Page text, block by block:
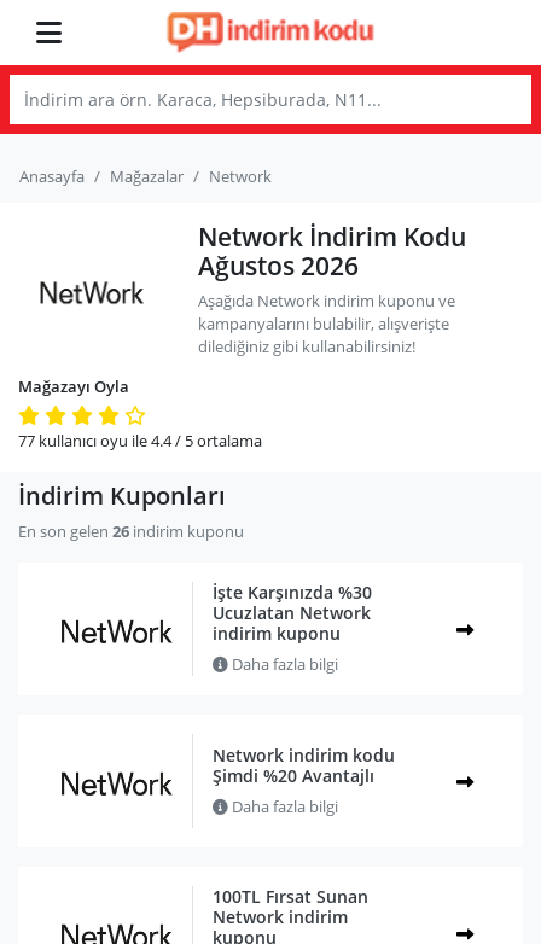
Anasayfa Mağazalar Network
Mağazayı Oyla
77 kullanıcı oyu ile4.4/ 5ortalama
Network İndirim Kodu
Ağustos 2026
Aşağıda Network indirim kuponu ve
kampanyalarını bulabilir, alışverişte
dilediğiniz gibi kullanabilirsiniz!
İndirim Kuponları
En son gelen 26 indirim kuponu
İşte Karşınızda %30
Ucuzlatan Network
indirim kuponu
Daha fazla bilgi
Network indirim kodu
Şimdi %20 Avantajlı
Daha fazla bilgi
100TL Fırsat Sunan
Network indirim
kuponu